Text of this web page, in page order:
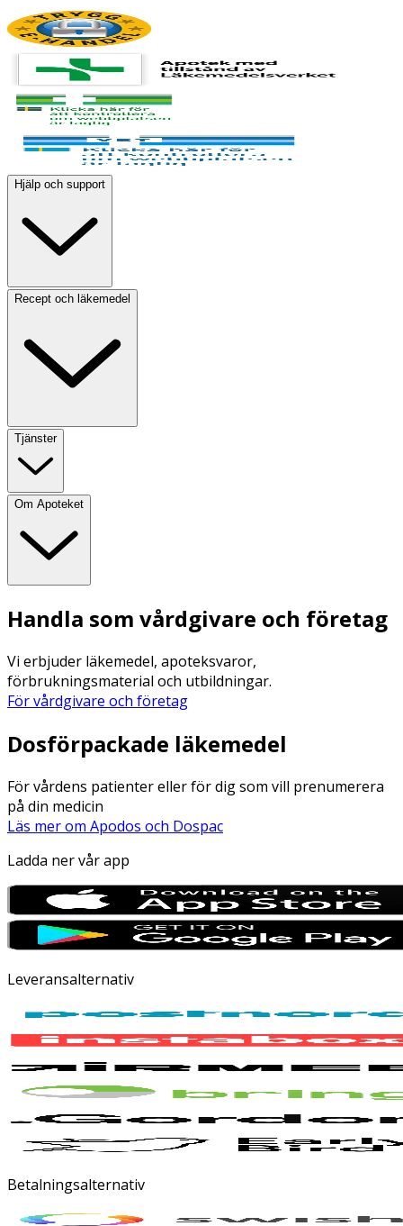
Hjälp och support
Recept och läkemedel
Tjänster
Om Apoteket
Handla som vårdgivare och företag
Vi erbjuder läkemedel, apoteksvaror,
förbrukningsmaterial och utbildningar.
För vårdgivare och företag
Dosförpackade läkemedel
För vårdens patienter eller för dig som vill prenumerera
på din medicin
Läs mer om Apodos och Dospac
Ladda ner vår app
Leveransalternativ
Betalningsalternativ